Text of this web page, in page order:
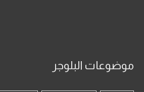
موضوعات البلوجر